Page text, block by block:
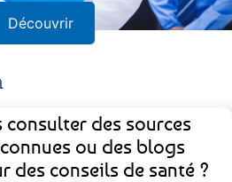
Découvrir
consulter des sources
ou des blogs
des conseils de santé ?